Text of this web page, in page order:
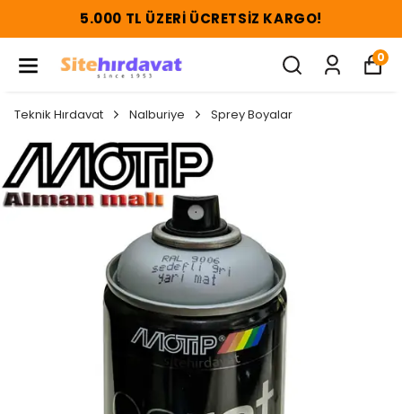
5.000 TL ÜZERI ÜCRETSIZ KARGO!
0
Teknik Hırdavat Nalburiye Sprey Boyalar